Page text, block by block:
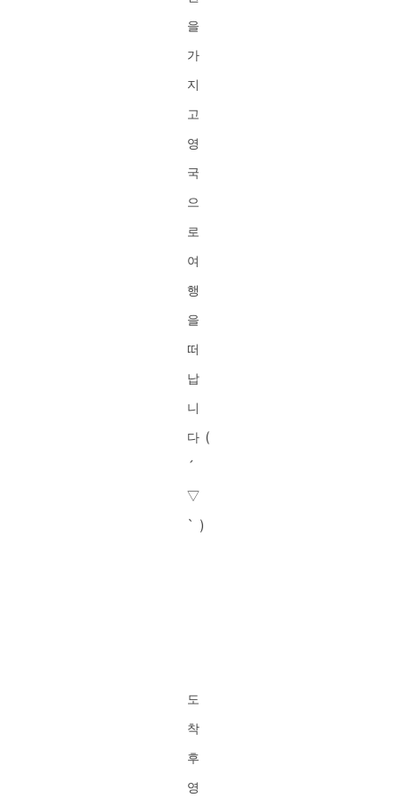
을
가
지
고
영
국
으
로
여
행
을
떠
납
니
다 (
´
▽
` )
도
착
후
영